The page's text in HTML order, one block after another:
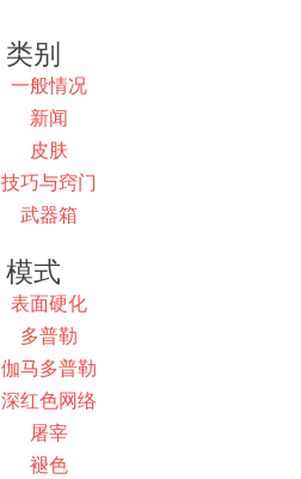
类别
一般情况
新闻
皮肤
技巧与窍门
武器箱
模式
表面硬化
多普勒
伽马多普勒
深红色网络
屠宰
褪色